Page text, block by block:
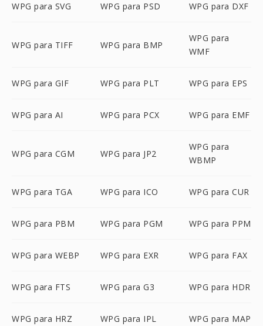
WPG para SVG WPG para PSD WPG para DXF
WPG para TIFF WPG para BMP
WPG para
WMF
WPG para GIF WPG para PLT WPG para EPS
WPG para AI WPG para PCX WPG para EMF
WPG para CGM WPG para JP2
WPG para
WBMP
WPG para TGA WPG para ICO WPG para CUR
WPG para PBM WPG para PGM WPG para PPM
WPG para WEBP WPG para EXR WPG para FAX
WPG para FTS WPG para G3 WPG para HDR
WPG para HRZ WPG para IPL WPG para MAP